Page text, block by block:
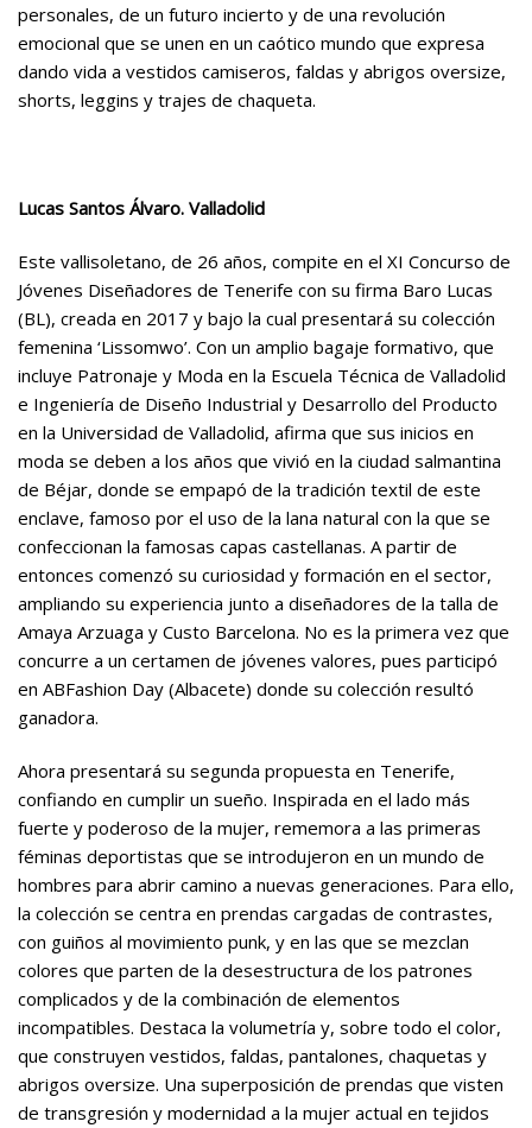
personales, de un futuro incierto y de una revolución
emocional que se unen en un caótico mundo que expresa
dando vida a vestidos camiseros, faldas y abrigos oversize,
shorts, leggins y trajes de chaqueta.
Lucas Santos Álvaro. Valladolid
Este vallisoletano, de 26 años, compite en el XI Concurso de
Jóvenes Diseñadores de Tenerife con su firma Baro Lucas
(BL), creada en 2017 y bajo la cual presentará su colección
femenina ‘Lissomwo’. Con un amplio bagaje formativo, que
incluye Patronaje y Moda en la Escuela Técnica de Valladolid
e Ingeniería de Diseño Industrial y Desarrollo del Producto
en la Universidad de Valladolid, afirma que sus inicios en
moda se deben a los años que vivió en la ciudad salmantina
de Béjar, donde se empapó de la tradición textil de este
enclave, famoso por el uso de la lana natural con la que se
confeccionan la famosas capas castellanas. A partir de
entonces comenzó su curiosidad y formación en el sector,
ampliando su experiencia junto a diseñadores de la talla de
Amaya Arzuaga y Custo Barcelona. No es la primera vez que
concurre a un certamen de jóvenes valores, pues participó
en ABFashion Day (Albacete) donde su colección resultó
ganadora.
Ahora presentará su segunda propuesta en Tenerife,
confiando en cumplir un sueño. Inspirada en el lado más
fuerte y poderoso de la mujer, rememora a las primeras
féminas deportistas que se introdujeron en un mundo de
hombres para abrir camino a nuevas generaciones. Para ello,
la colección se centra en prendas cargadas de contrastes,
con guiños al movimiento punk, y en las que se mezclan
colores que parten de la desestructura de los patrones
complicados y de la combinación de elementos
incompatibles. Destaca la volumetría y, sobre todo el color,
que construyen vestidos, faldas, pantalones, chaquetas y
abrigos oversize. Una superposición de prendas que visten
de transgresión y modernidad a la mujer actual en tejidos